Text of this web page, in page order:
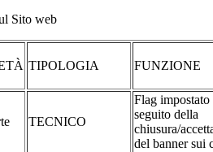
Sito web
TIPOLOGIA FUNZIONE
TECNICO
Flag impostato
seguito della
chiusura/
del banner sui